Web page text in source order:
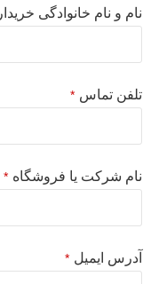
نام و نام خانوادگی خریدار
تلفن تماس *
نام شرکت یا فروشگاه *
آدرس ایمیل *